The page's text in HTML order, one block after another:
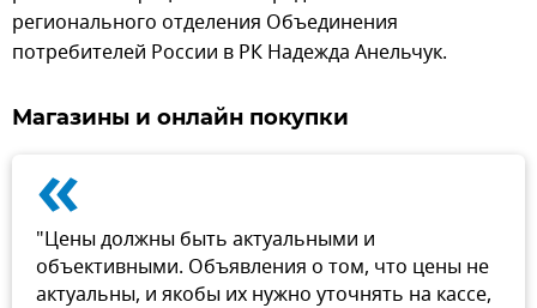
регионального отделения Объединения
потребителей России в РК Надежда Анельчук.
Магазины и онлайн покупки
«
"Цены должны быть актуальными и
объективными. Объявления о том, что цены не
актуальны, и якобы их нужно уточнять на кассе,